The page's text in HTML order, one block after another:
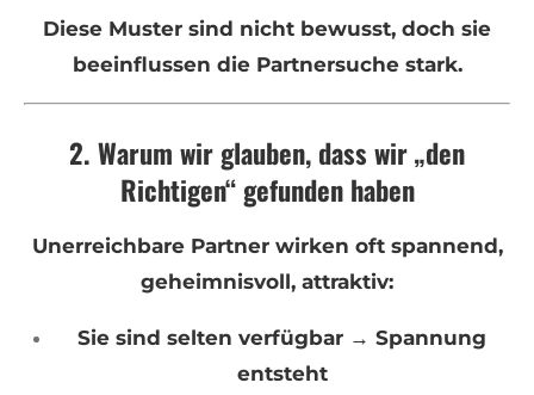
Diese Muster sind nicht bewusst, doch sie
beeinflussen die Partnersuche stark.
2. Warum wir glauben, dass wir „den
Richtigen“ gefunden haben
Unerreichbare Partner wirken oft spannend,
geheimnisvoll, attraktiv:
Sie sind selten verfügbar → Spannung
entsteht